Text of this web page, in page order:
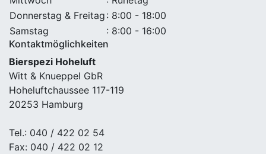
Donnerstag & Freitag : 8:00 - 18:00
Samstag
: 8:00 - 16:00
Kontaktmöglichkeiten
Bierspezi Hoheluft
Witt & Knueppel GbR
Hoheluftchaussee 117-119
20253 Hamburg
Tel.: 040 / 422 02 54
Fax: 040 / 422 02 12